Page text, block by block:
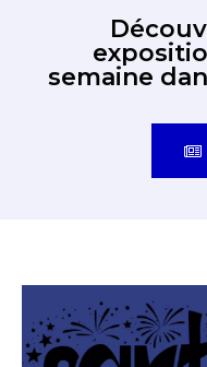
semaine